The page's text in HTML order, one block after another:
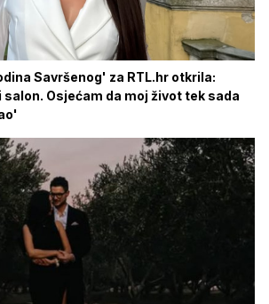
Savršenog' za RTL.hr otkrila:
Osjećam da moj život tek sada